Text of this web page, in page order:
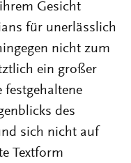
Gesicht
für unerlässlich
nicht zum
ein großer
des
sich nicht auf
Textform